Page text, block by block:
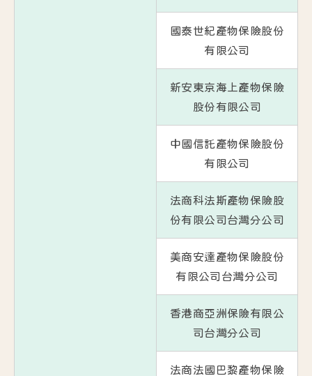
國泰世紀產物保險股份
有限公司
新安東京海上產物保險
股份有限公司
中國信託產物保險股份
有限公司
法商科法斯產物保險股
份有限公司台灣分公司
美商安達產物保險股份
有限公司台灣分公司
香港商亞洲保險有限公
司台灣分公司
法商法國巴黎產物保險